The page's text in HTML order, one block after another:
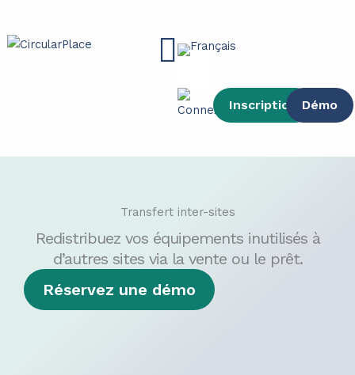
contenu
Main
Inscription Démo
Transfert inter-sites
Redistribuez vos équipements inutilisés à
d’autres sites via la vente ou le prêt.
Réservez une démo